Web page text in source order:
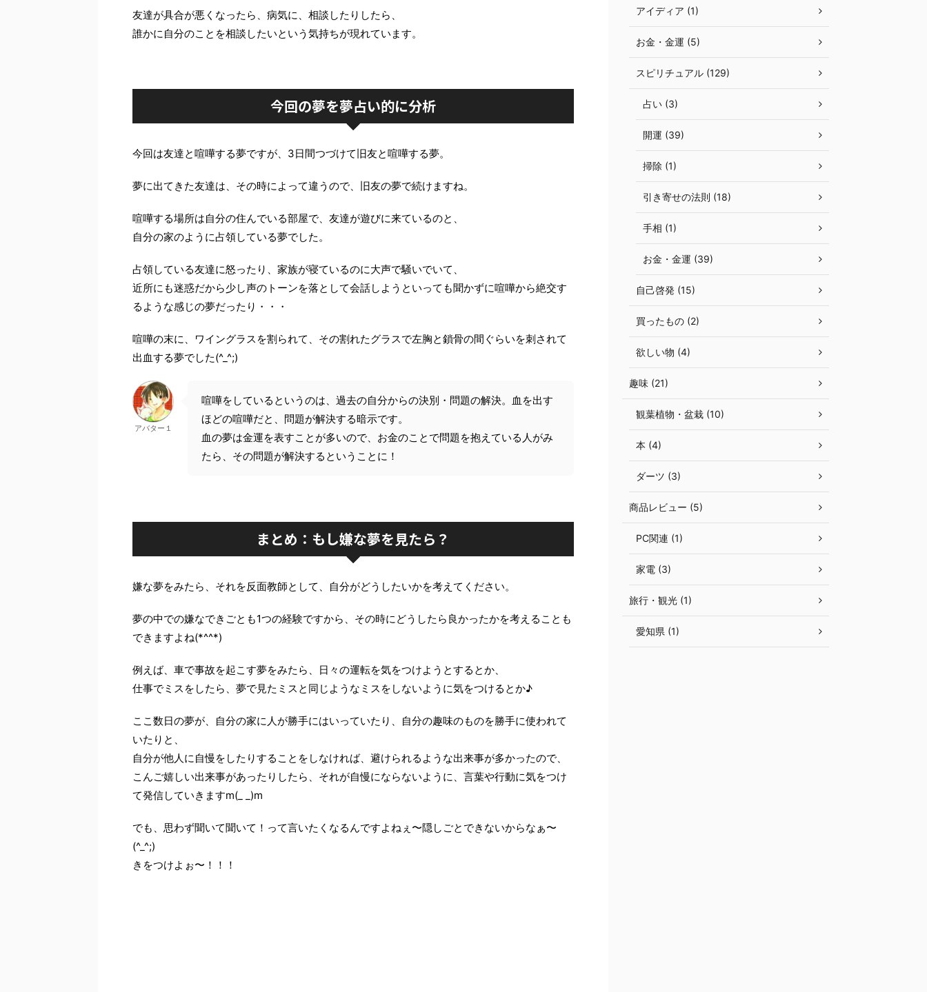
友達が具合が悪くなったら、病気に、相談したりしたら、
誰かに自分のことを相談したいという気持ちが現れています。
今回の夢を夢占い的に分析
今回は友達と喧嘩する夢ですが、3日間つづけて旧友と喧嘩する夢。
夢に出てきた友達は、その時によって違うので、旧友の夢で続けますね。
喧嘩する場所は自分の住んでいる部屋で、友達が遊びに来ているのと、
自分の家のように占領している夢でした。
占領している友達に怒ったり、家族が寝ているのに大声で騒いでいて、
近所にも迷惑だから少し声のトーンを落として会話しようといっても聞かずに喧嘩から絶交す
るような感じの夢だったり・・・
喧嘩の末に、ワイングラスを割られて、その割れたグラスで左胸と鎖骨の間ぐらいを刺されて
出血する夢でした(^_^;)
アバター１
喧嘩をしているというのは、過去の自分からの決別・問題の解決。血を出す
ほどの喧嘩だと、問題が解決する暗示です。
血の夢は金運を表すことが多いので、お金のことで問題を抱えている人がみ
たら、その問題が解決するということに！
まとめ：もし嫌な夢を見たら？
嫌な夢をみたら、それを反面教師として、自分がどうしたいかを考えてください。
夢の中での嫌なできごとも1つの経験ですから、その時にどうしたら良かったかを考えることも
できますよね(*^^*)
例えば、車で事故を起こす夢をみたら、日々の運転を気をつけようとするとか、
仕事でミスをしたら、夢で見たミスと同じようなミスをしないように気をつけるとか♪
ここ数日の夢が、自分の家に人が勝手にはいっていたり、自分の趣味のものを勝手に使われて
いたりと、
自分が他人に自慢をしたりすることをしなければ、避けられるような出来事が多かったので、
こんご嬉しい出来事があったりしたら、それが自慢にならないように、言葉や行動に気をつけ
て発信していきますm(_ _)m
でも、思わず聞いて聞いて！って言いたくなるんですよねぇ〜隠しごとできないからなぁ〜
(^_^;)
きをつけよぉ〜！！！
アイディア (1)
お金・金運 (5)
スピリチュアル (129)
占い (3)
開運 (39)
掃除 (1)
引き寄せの法則 (18)
手相 (1)
お金・金運 (39)
自己啓発 (15)
買ったもの (2)
欲しい物 (4)
趣味 (21)
観葉植物・盆栽 (10)
本 (4)
ダーツ (3)
商品レビュー (5)
PC関連 (1)
家電 (3)
旅行・観光 (1)
愛知県 (1)